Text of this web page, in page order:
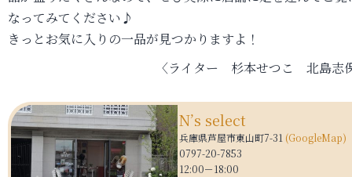
なってみてください♪
きっとお気に入りの一品が見つかりますよ！
〈ライター 杉本せつこ 北島志
N’s select
兵庫県芦屋市東山町7-31 (GoogleMap)
0797-20-7853
12:00－18:00